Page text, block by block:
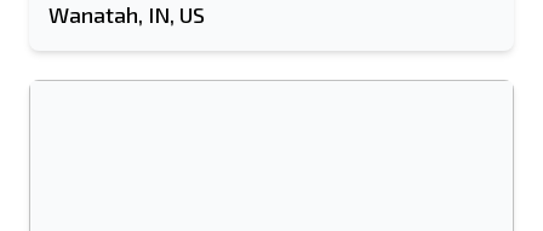
Wanatah, IN, US